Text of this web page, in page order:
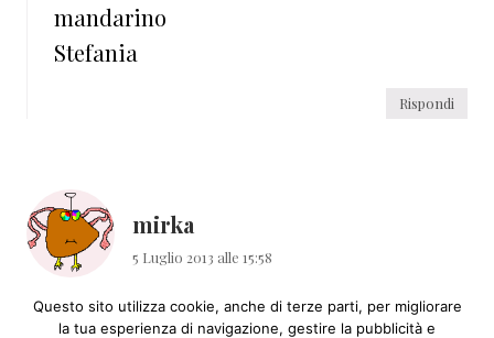
mandarino
Stefania
Rispondi
mirka
5 Luglio 2013 alle 15:58
ciao, vorrei chiedere una cosa a proposito
Questo sito utilizza cookie, anche di terze parti, per migliorare
la tua esperienza di navigazione, gestire la pubblicità e